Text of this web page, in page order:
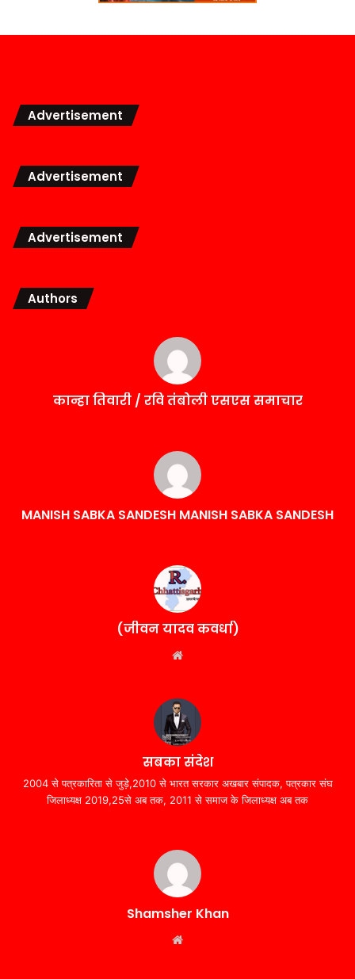
Advertisement
Advertisement
Advertisement
Authors
कान्हा तिवारी / रवि तंबोली एसएस समाचार
MANISH SABKA SANDESH MANISH SABKA SANDESH
(जीवन यादव कवर्धा)
सबका संदेश
2004 से पत्रकारिता से जुड़े,2010 से भारत सरकार अखबार संपादक, पत्रकार संघ
जिलाध्यक्ष 2019,25से अब तक, 2011 से समाज के जिलाध्यक्ष अब तक
Shamsher Khan